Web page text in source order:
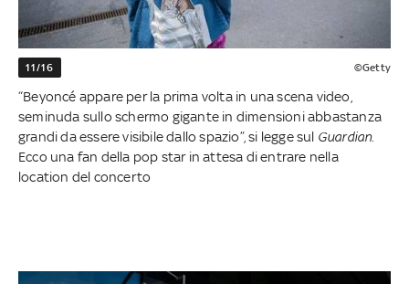
11/16 ©Getty
“Beyoncé appare per la prima volta in una scena video,
seminuda sullo schermo gigante in dimensioni abbastanza
grandi da essere visibile dallo spazio”, si legge sul Guardian.
Ecco una fan della pop star in attesa di entrare nella
location del concerto